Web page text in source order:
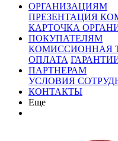
ОРГАНИЗАЦИЯМ
ПРЕЗЕНТАЦИЯ
КАРТОЧКА
ПОКУПАТЕЛЯМ
КОМИССИОННАЯ
ОПЛАТА
ПАРТНЕРАМ
УСЛОВИЯ
КОНТАКТЫ
Еще